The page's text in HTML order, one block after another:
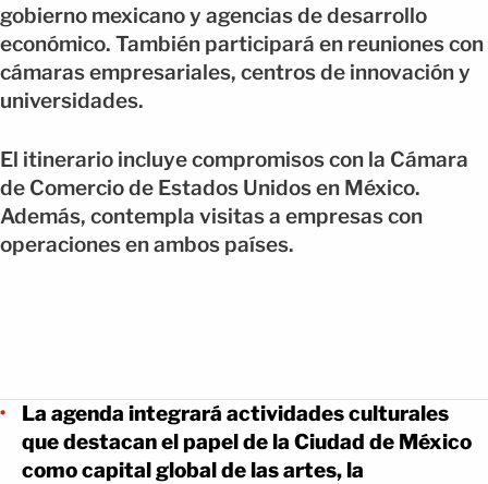
gobierno mexicano y agencias de desarrollo
económico. También participará en reuniones con
cámaras empresariales, centros de innovación y
universidades.
El itinerario incluye compromisos con la Cámara
de Comercio de Estados Unidos en México.
Además, contempla visitas a empresas con
operaciones en ambos países.
La agenda integrará actividades culturales
que destacan el papel de la Ciudad de México
como capital global de las artes, la